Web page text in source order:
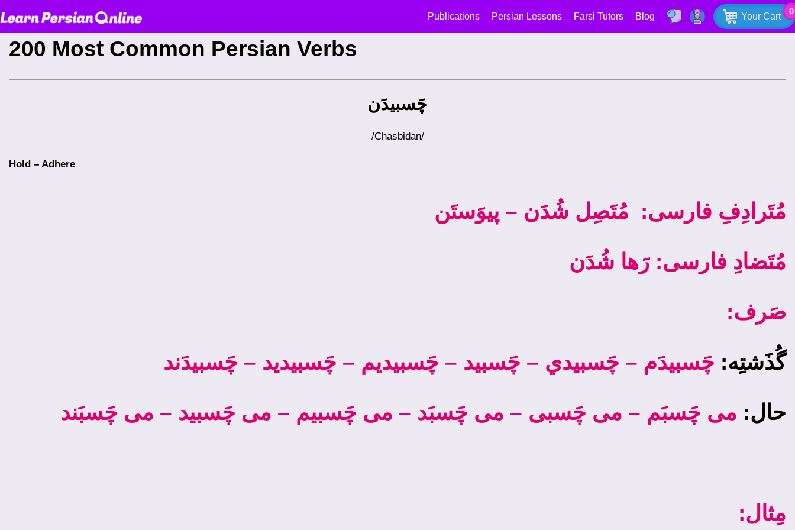
Your Cart
0
Publications Persian Lessons Farsi Tutors Blog
200 Most Common Persian Verbs
چَسبیدَن
/chasbidan/
Hold – Adhere
مُتَرادِفِ فارسی: مُتَصِل شُدَن – پيوَستَن
مُتَضادِ فارسی: رَها شُدَن
:صَرف
گُذَشتِه: چَسبيدَم – چَسبيدي – چَسبيد – چَسبيديم – چَسبيديد – چَسبيدَند
حال: می­ چَسبَم – می­ چَسبی – می­ چَسبَد – می­ چَسبیم – می­ چَسبید – می­ چَسبَند
:مِثال